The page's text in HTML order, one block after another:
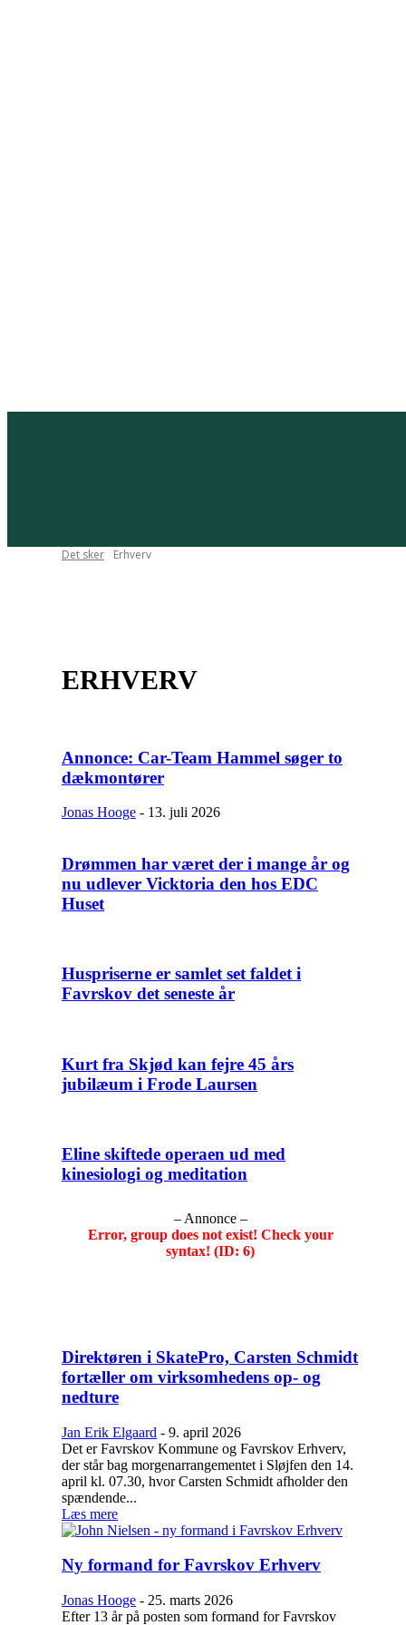
Det sker Erhverv
ERHVERV
Annonce: Car-Team Hammel søger to
dækmontører
Jonas Hooge - 13. juli 2026
Drømmen har været der i mange år og
nu udlever Vicktoria den hos EDC
Huset
Huspriserne er samlet set faldet i
Favrskov det seneste år
Kurt fra Skjød kan fejre 45 års
jubilæum i Frode Laursen
Eline skiftede operaen ud med
kinesiologi og meditation
– Annonce –
Error, group does not exist! Check your
syntax! (ID: 6)
Direktøren i SkatePro, Carsten Schmidt
fortæller om virksomhedens op- og
nedture
Jan Erik Elgaard - 9. april 2026
Det er Favrskov Kommune og Favrskov Erhverv,
der står bag morgenarrangementet i Sløjfen den 14.
april kl. 07.30, hvor Carsten Schmidt afholder den
spændende...
Læs mere
Ny formand for Favrskov Erhverv
Jonas Hooge - 25. marts 2026
Efter 13 år på posten som formand for Favrskov